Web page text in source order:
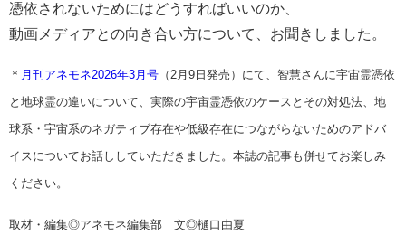
憑依されないためにはどうすればいいのか、
動画メディアとの向き合い方について、お聞きしました。
＊ 月刊アネモネ2026年3月号 （2月9日発売）にて、智慧さんに宇宙霊憑依
と地球霊の違いについて、実際の宇宙霊憑依のケースとその対処法、地
球系・宇宙系のネガティブ存在や低級存在につながらないためのアドバ
イスについてお話ししていただきました。本誌の記事も併せてお楽しみ
ください。
取材・編集◎アネモネ編集部 文◎樋口由夏